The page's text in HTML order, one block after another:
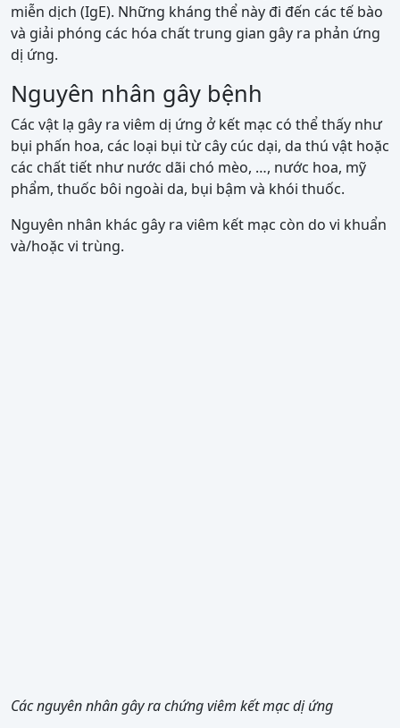
miễn dịch (IgE). Những kháng thể này đi đến các tế bào
và giải phóng các hóa chất trung gian gây ra phản ứng
dị ứng.
Nguyên nhân gây bệnh
Các vật lạ gây ra viêm dị ứng ở kết mạc có thể thấy như
bụi phấn hoa, các loại bụi từ cây cúc dại, da thú vật hoặc
các chất tiết như nước dãi chó mèo, …, nước hoa, mỹ
phẩm, thuốc bôi ngoài da, bụi bậm và khói thuốc.
Nguyên nhân khác gây ra viêm kết mạc còn do vi khuẩn
và/hoặc vi trùng.
Các nguyên nhân gây ra chứng viêm kết mạc dị ứng